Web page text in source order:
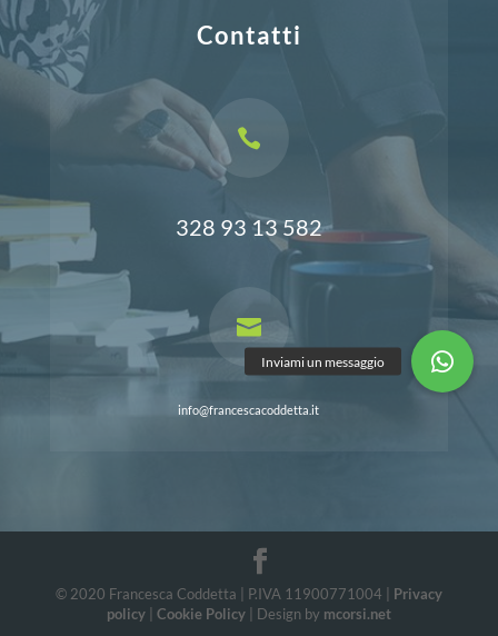
Contatti

328 93 13 582

info@francescacoddetta.it
© 2020 Francesca Coddetta | P.IVA 11900771004 | Privacy
policy| Cookie Policy| Design by mcorsi.net